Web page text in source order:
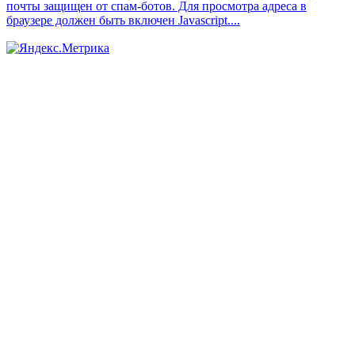
почты защищен от спам-ботов. Для просмотра адреса в
браузере должен быть включен Javascript....